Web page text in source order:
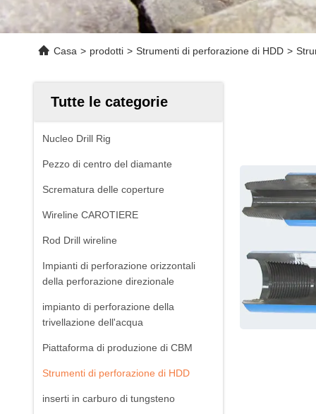
Casa > prodotti > Strumenti di perforazione di HDD >
Tutte le categorie
Nucleo Drill Rig
Pezzo di centro del diamante
Scrematura delle coperture
Wireline CAROTIERE
Rod Drill wireline
Impianti di perforazione orizzontali
della perforazione direzionale
impianto di perforazione della
trivellazione dell'acqua
Piattaforma di produzione di CBM
Strumenti di perforazione di HDD
inserti in carburo di tungsteno